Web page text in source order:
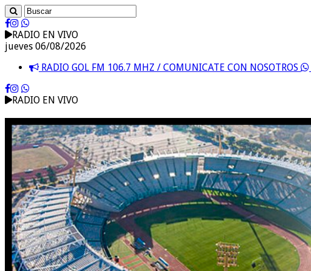
RADIO EN VIVO
jueves 06/08/2026
RADIO GOL FM 106.7 MHZ / COMUNICATE CON NOSOTROS
RADIO EN VIVO